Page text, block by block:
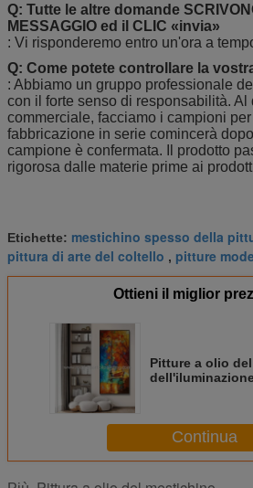
Q: Tutte le altre domande
MESSAGGIO ed il CLIC «invia»
: Vi risponderemo entro un'ora a
Q: Come potete controllare la
: Abbiamo un gruppo professionale
con il forte senso di responsabilità. Al
commerciale, facciamo i campioni
fabbricazione in serie comincerà
campione è confermata. Il prodotto
rigorosa dalle materie prime ai
Etichette: mestichino spesso della
pittura di arte del coltello , pitture
Ottieni il miglior
Pitture a olio
Continua